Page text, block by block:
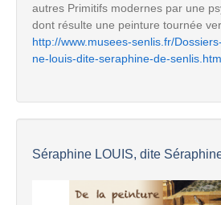
autres Primitifs modernes par une
dont résulte une peinture tournée
http://www.musees-senlis.fr/
ne-louis-dite-seraphine-de-
Séraphine LOUIS, dite